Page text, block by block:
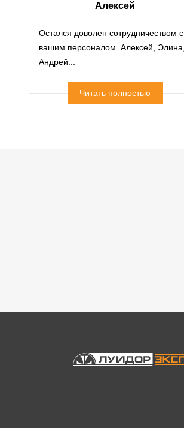
Алексей
Остался доволен сотрудничеством с
вашим персоналом. Алексей, Элина,
Андрей...
Читать полностью